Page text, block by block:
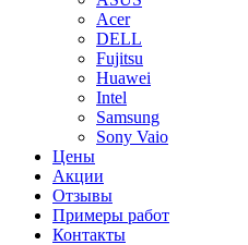
Acer
DELL
Fujitsu
Huawei
Intel
Samsung
Sony Vaio
Цены
Акции
Отзывы
Примеры работ
Контакты